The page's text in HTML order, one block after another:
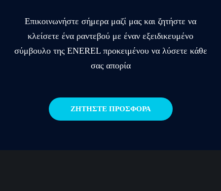
Επικοινωνήστε σήμερα μαζί μας και ζητήστε να
κλείσετε ένα ραντεβού με έναν εξειδικευμένο
σύμβουλο της ENEREL προκειμένου να λύσετε κάθε
σας απορία
ΖΗΤΗΣΤΕ ΠΡΟΣΦΟΡΑ